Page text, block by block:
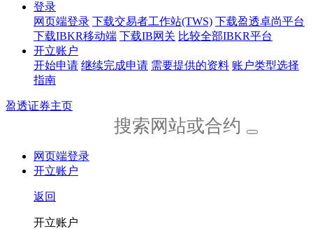
登录
网页端登录 下载交易者工作站(TWS) 下载盈透卓尚平台
下载IBKR移动端 下载IB网关 比较全部IBKR平台
开立账户
开始申请 继续完成申请 需要提供的资料 账户类型选择
指南
盈透证券主页
网页端登录
开立账户
返回
开立账户